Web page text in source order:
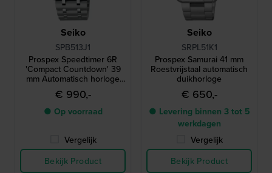
Seiko
SPB513J1
Prospex Speedtimer 6R
'Compact Countdown' 39
mm Automatisch horloge
met interne bezel voor
tijdmeting en gangreserve
van 3 dagen
€ 990,-
● Op voorraad
Vergelijk
Bekijk Product
Seiko
SRPL51K1
Prospex Samurai 41 mm
Roestvrijstaal automatisch
duikhorloge
€ 650,-
● Levering binnen 3 tot 5
werkdagen
Vergelijk
Bekijk Product